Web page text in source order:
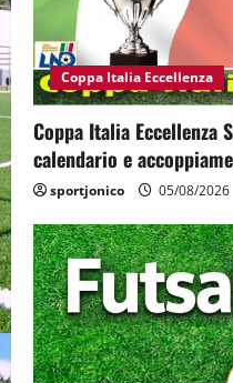
Coppa Italia Eccellenza
Coppa Italia
calendario e
sportjonico 05/08/2026